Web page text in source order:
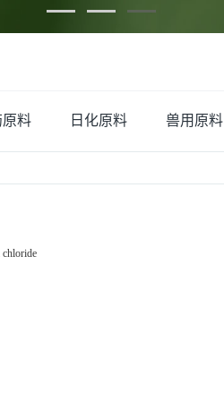
原料 日化原料 兽用原料